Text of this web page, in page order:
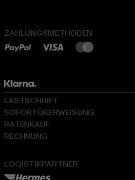
ZAHLUNGSMETHODEN
LOGISTIKPARTNER
LASTSCHRIFT
SOFORTÜBERWEISUNG
RATENKAUF
RECHNUNG